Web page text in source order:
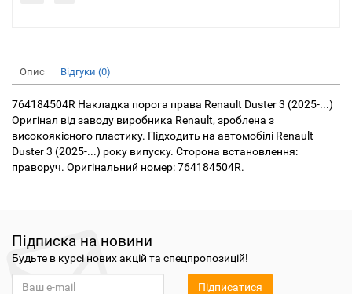
Опис Відгуки (0)
764184504R Накладка порога права Renault Duster 3 (2025-...)
Оригінал від заводу виробника Renault, зроблена з
високоякісного пластику. Підходить на автомобілі Renault
Duster 3 (2025-...) року випуску. Сторона встановлення:
праворуч. Оригінальний номер: 764184504R.
Підписка на новини
Будьте в курсі нових акцій та спецпропозицій!
Підписатися